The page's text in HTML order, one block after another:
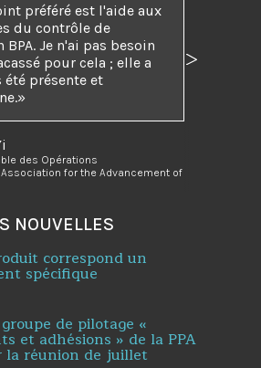
préféré est l'aide aux
du contrôle de
Je n'ai pas besoin
pour cela ; elle a
présente et
des Opérations
for the Advancement of
Suivant
NOUVELLES
correspond un
spécifique
de pilotage «
et adhésions » de la PPA
la réunion de juillet